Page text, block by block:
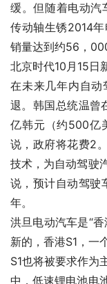
缓。但随着电动汽
传动轴生锈2014
销量达到约56，
北京时代10月15日
在未来几年内自动
退。韩国总统温曾
亿韩元（约500亿
说，政府将花费2
技术，为自动驾驶
说，预计自动驾驶
年。
洪旦电动汽车是“
新的，香港S1，一
S1也将被要求作为
中，低速锂电池电